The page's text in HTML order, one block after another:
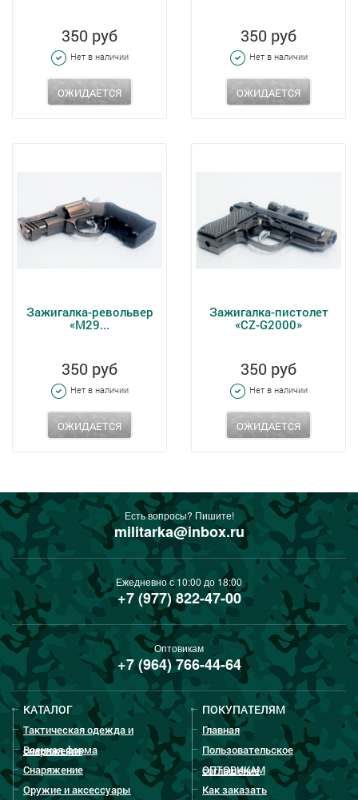
350 руб
Нет в наличии
ОЖИДАЕТСЯ
350 руб
Нет в наличии
ОЖИДАЕТСЯ
Зажигалка-револьвер
«M29...
350 руб
Нет в наличии
ОЖИДАЕТСЯ
Зажигалка-пистолет
«CZ-G2000»
350 руб
Нет в наличии
ОЖИДАЕТСЯ
Есть вопросы? Пишите!
militarka@inbox.ru
Ежедневно с 10:00 до 18:00
+7 (977) 822-47-00
Оптовикам
+7 (964) 766-44-64
КАТАЛОГ
Тактическая одежда и
снаряжение
Военная форма
Снаряжение
Оружие и аксессуары
ПОКУПАТЕЛЯМ
Главная
Пользовательское
соглашение
ОПТОВИКАМ
Как заказать